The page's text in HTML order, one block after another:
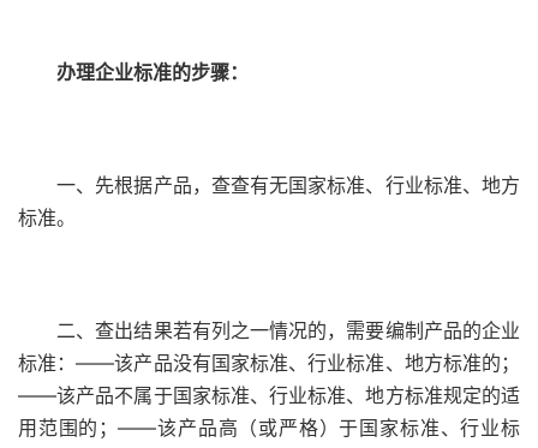
办理企业标准的步骤：
一、先根据产品，查查有无国家标准、行业标准、地方
标准。
二、查出结果若有列之一情况的，需要编制产品的企业
标准：——该产品没有国家标准、行业标准、地方标准的；
——该产品不属于国家标准、行业标准、地方标准规定的适
用范围的；——该产品高（或严格）于国家标准、行业标